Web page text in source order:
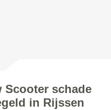
Scooter schade
in Rijssen